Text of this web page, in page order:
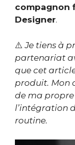
compagnon
Designer.
⚠️Je tiens à
partenariat
que cet
produit. Mon
de ma
l’intégration
routine.